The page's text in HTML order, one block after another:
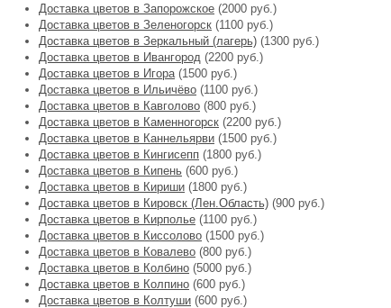
Доставка цветов в Запорожское (2000 руб.)
Доставка цветов в Зеленогорск (1100 руб.)
Доставка цветов в Зеркальный (лагерь) (1300 руб.)
Доставка цветов в Ивангород (2200 руб.)
Доставка цветов в Игора(1500 руб.)
Доставка цветов в Ильичёво (1100 руб.)
Доставка цветов в Кавголово (800 руб.)
Доставка цветов в Каменногорск (2200 руб.)
Доставка цветов в Каннельярви (1500 руб.)
Доставка цветов в Кингисепп (1800 руб.)
Доставка цветов в Кипень (600 руб.)
Доставка цветов в Кириши (1800 руб.)
Доставка цветов в Кировск (Лен.Область) (900 руб.)
Доставка цветов в Кирполье (1100 руб.)
Доставка цветов в Киссолово (1500 руб.)
Доставка цветов в Ковалево (800 руб.)
Доставка цветов в Колбино (5000 руб.)
Доставка цветов в Колпино (600 руб.)
Доставка цветов в Колтуши (600 руб.)